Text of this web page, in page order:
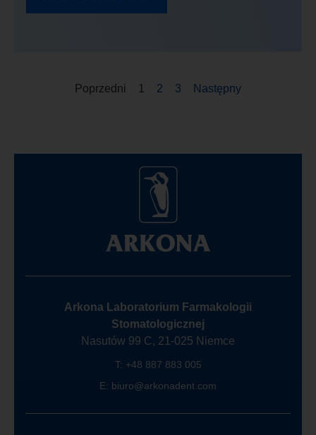
Poprzedni 1 2 3 Następny
Arkona Laboratorium Farmakologii
Stomatologicznej
Nasutów 99 C, 21-025 Niemce
T: +48 887 883 005
E: biuro@arkonadent.com